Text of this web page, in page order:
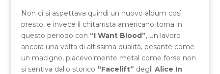
Non ci si aspettava quindi un nuovo album così
presto, e invece il chitarrista americano torna in
questo periodo con “I Want Blood”, un lavoro
ancora una volta di altissima qualità, pesante come
un macigno, piacevolmente metal come forse non
si sentiva dallo storico “Facelift” degli Alice In